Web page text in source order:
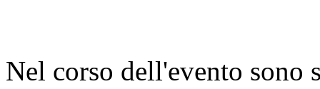
Nel corso dell'evento